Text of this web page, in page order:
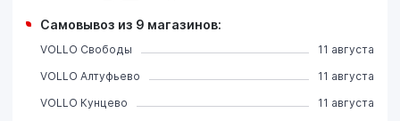
Самовывоз из 9 магазинов:
VOLLO Свободы
11 августа
VOLLO Алтуфьево
11 августа
VOLLO Кунцево
11 августа